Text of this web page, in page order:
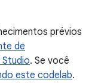
prévios
de
. Se você
este codelab.